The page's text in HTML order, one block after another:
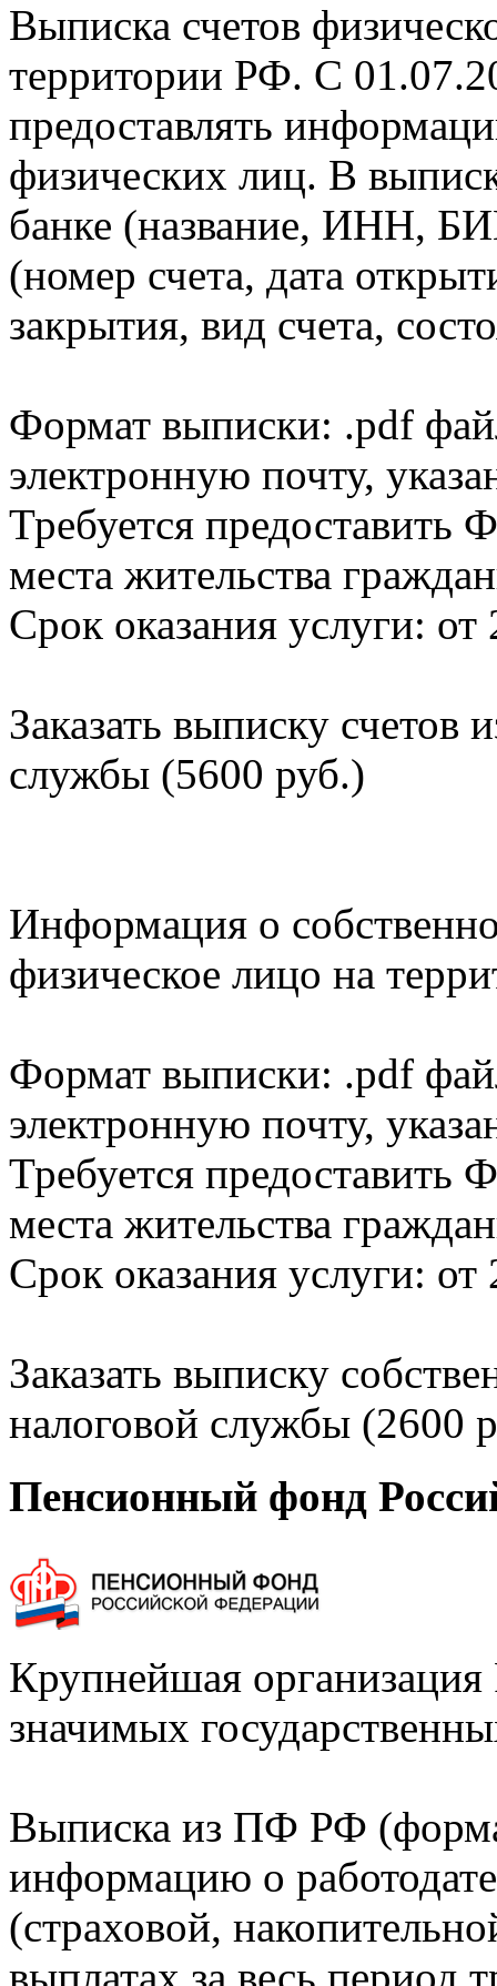
Выписка счетов
территории РФ. С
предоставлять
физических лиц. В
банке (название, ИНН,
(номер счета, дата
закрытия, вид счета,
Формат выписки: .pdf
электронную почту,
Требуется
места жительства
Срок оказания услуги: от
Заказать выписку счетов
службы (5600 руб.)
Информация о
физическое лицо на
Формат выписки: .pdf
электронную почту,
Требуется
места жительства
Срок оказания услуги: от
Заказать выписку
налоговой службы (2600
Пенсионный фонд
Крупнейшая
значимых
Выписка из ПФ РФ
информацию о
(страховой,
выплатах за весь период